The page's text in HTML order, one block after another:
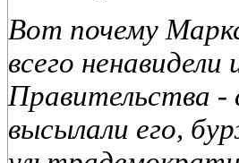
Вот почему
всего
Правительства -
высылали его,